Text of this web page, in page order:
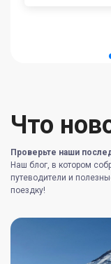
Что
Проверьте наши
Наш блог, в котором
путеводители и
поездку!